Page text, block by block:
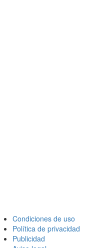
Condiciones de uso
Política de privacidad
Publicidad